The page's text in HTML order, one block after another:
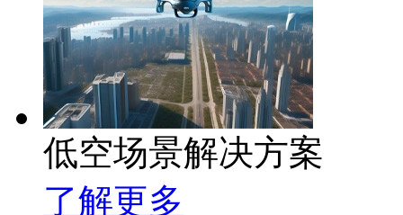
低空场景解决方案
了解更多